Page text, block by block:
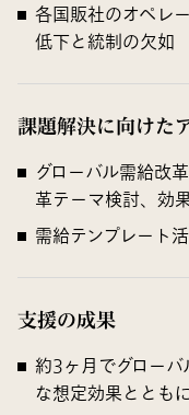
各国販社のオペレ
低下と統制の欠如
課題解決に向けた
グローバル需給改
革テーマ検討、効
需給テンプレート
支援の成果
約3ヶ月でグロー
な想定効果ととも